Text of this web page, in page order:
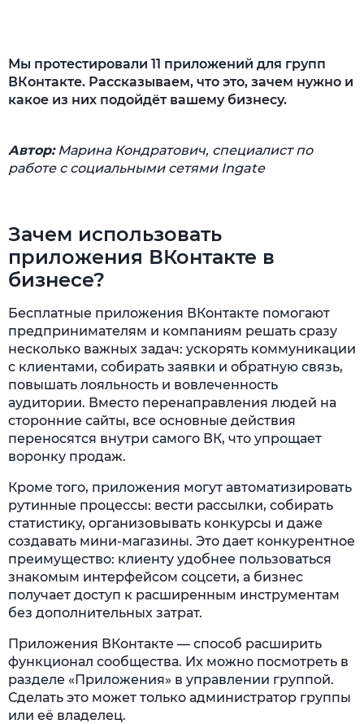
Мы протестировали 11 приложений для групп
ВКонтакте. Рассказываем, что это, зачем нужно и
какое из них подойдёт вашему бизнесу.
Автор:Марина Кондратович, специалист по
работе с социальными сетями Ingate
Зачем использовать
приложения ВКонтакте в
бизнесе?
Бесплатные приложения ВКонтакте помогают
предпринимателям и компаниям решать сразу
несколько важных задач: ускорять коммуникации
с клиентами, собирать заявки и обратную связь,
повышать лояльность и вовлеченность
аудитории. Вместо перенаправления людей на
сторонние сайты, все основные действия
переносятся внутри самого ВК, что упрощает
воронку продаж.
Кроме того, приложения могут автоматизировать
рутинные процессы: вести рассылки, собирать
статистику, организовывать конкурсы и даже
создавать мини-магазины. Это дает конкурентное
преимущество: клиенту удобнее пользоваться
знакомым интерфейсом соцсети, а бизнес
получает доступ к расширенным инструментам
без дополнительных затрат.
Приложения ВКонтакте — способ расширить
функционал сообщества. Их можно посмотреть в
разделе «Приложения» в управлении группой.
Сделать это может только администратор группы
или её владелец.
6. «Цитаты»
8. «Анкеты»
11. inSearch App
Как настроить и запустить приложение:
Как измерить эффективность подключенных
приложений?